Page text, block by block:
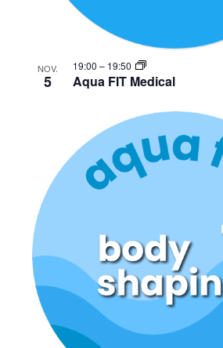
NOV.
5 Aqua FIT Medical
19:00 – 19:50